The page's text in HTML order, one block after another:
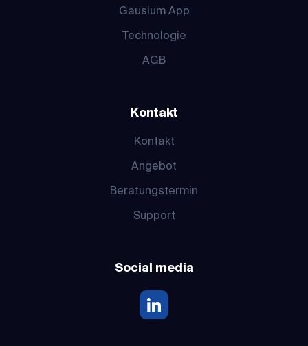
Gausium App
Technologie
AGB
Kontakt
Kontakt
Angebot
Beratungstermin
Support
Social media